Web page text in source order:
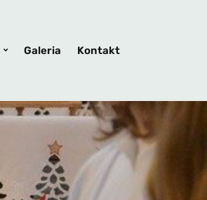
Galeria Kontakt